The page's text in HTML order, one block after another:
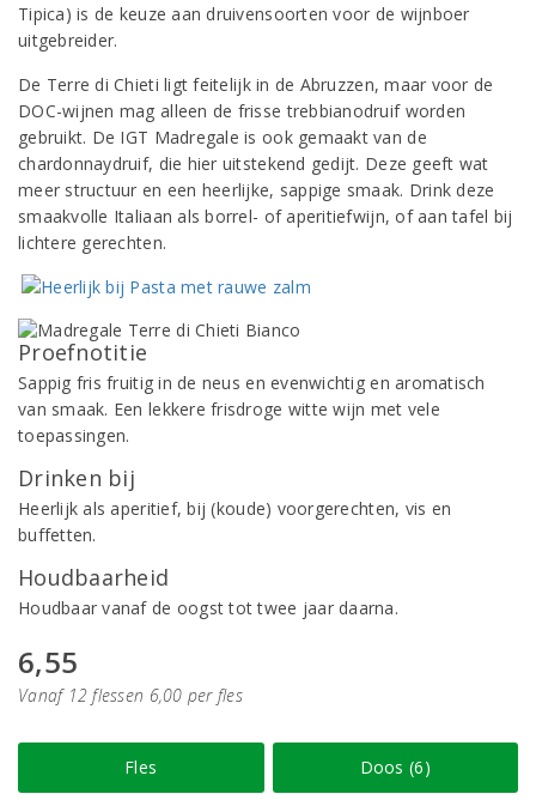
Tipica) is de keuze aan druivensoorten voor de wijnboer
uitgebreider.
De Terre di Chieti ligt feitelijk in de Abruzzen, maar voor de
DOC-wijnen mag alleen de frisse trebbianodruif worden
gebruikt. De IGT Madregale is ook gemaakt van de
chardonnaydruif, die hier uitstekend gedijt. Deze geeft wat
meer structuur en een heerlijke, sappige smaak. Drink deze
smaakvolle Italiaan als borrel- of aperitiefwijn, of aan tafel bij
lichtere gerechten.
Proefnotitie
Sappig fris fruitig in de neus en evenwichtig en aromatisch
van smaak. Een lekkere frisdroge witte wijn met vele
toepassingen.
Drinken bij
Heerlijk als aperitief, bij (koude) voorgerechten, vis en
buffetten.
Houdbaarheid
Houdbaar vanaf de oogst tot twee jaar daarna.
6,55
Vanaf 12 flessen 6,00 per fles
Fles Doos (6)